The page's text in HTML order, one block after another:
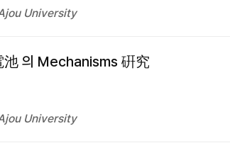
University
池 의 Mechanisms 硏究
University